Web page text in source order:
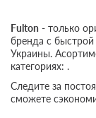
Fulton - только
бренда с быстрой
Украины.
категориях: .
Следите за
сможете